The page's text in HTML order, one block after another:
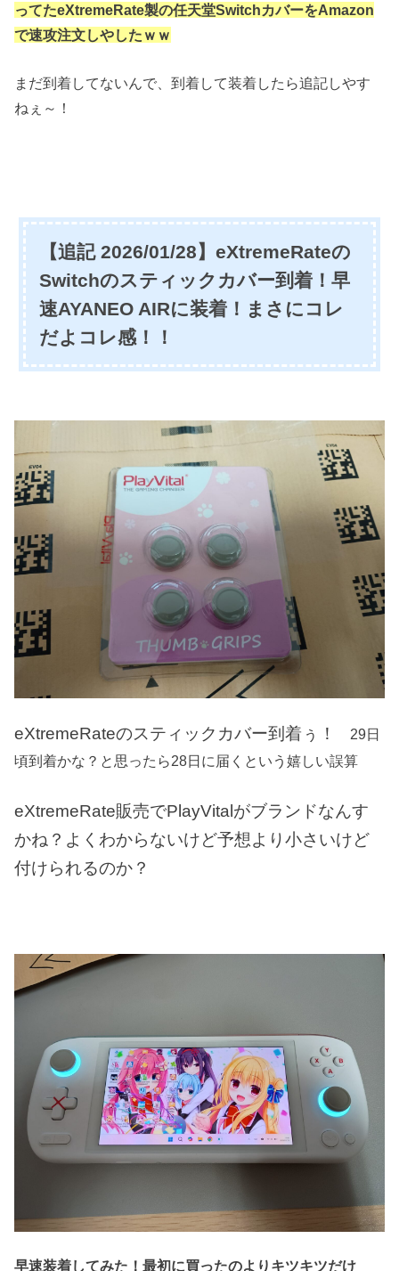
ってたeXtremeRate製の任天堂SwitchカバーをAmazon
で速攻注文しやしたｗｗ
まだ到着してないんで、到着して装着したら追記しやす
ねぇ～！
【追記 2026/01/28】eXtremeRateの
Switchのスティックカバー到着！早
速AYANEO AIRに装着！まさにコレ
だよコレ感！！
eXtremeRateのスティックカバー到着ぅ！
29日
頃到着かな？と思ったら28日に届くという嬉しい誤算
eXtremeRate販売でPlayVitalがブランドなんす
かね？よくわからないけど予想より小さいけど
付けられるのか？
早速装着してみた！最初に買ったのよりキツキツだけ